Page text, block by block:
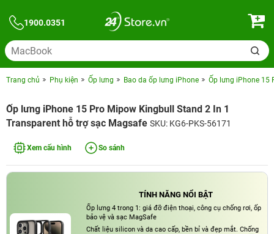
1900.0351
Trang chủ Phụ kiện Ốp lưng Bao da ốp lưng iPhone Ốp lưng iPhone 15
Ốp lưng iPhone 15 Pro Mipow Kingbull Stand 2 In 1
Transparent hỗ trợ sạc Magsafe SKU: KG6-PKS-56171
Xem cấu hình So sánh
TÍNH NĂNG NỔI BẬT
Ốp lưng 4 trong 1: giá đỡ điện thoại, công cụ chống rơi, ốp
bảo vệ và sạc MagSafe
Chất liệu silicon và da cao cấp, bền bỉ và đẹp mắt. Chống